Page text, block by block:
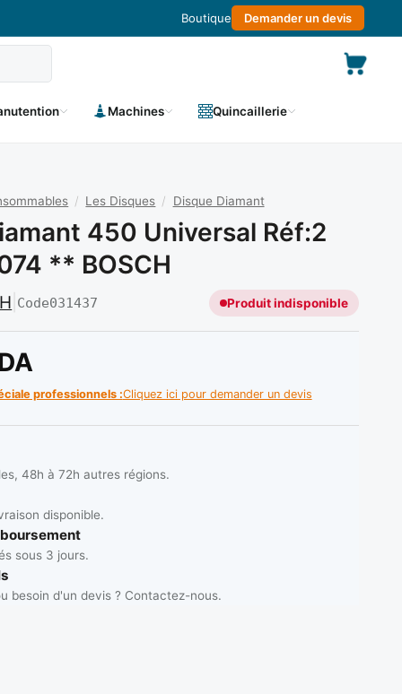
Boutique Demander un devis
Machines Quincaillerie
/ Les Disques / Disque Diamant
450 Universal Réf:2
** BOSCH
Code031437 Produit indisponible
professionnels :Cliquez ici pour demander un devis
48h à 72h autres régions.
disponible.
sous 3 jours.
besoin d'un devis ? Contactez-nous.